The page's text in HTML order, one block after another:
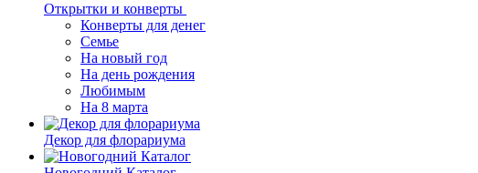
Открытки и конверты
Конверты для денег
Семье
На новый год
На день рождения
Любимым
На 8 марта
Декор для флорариума